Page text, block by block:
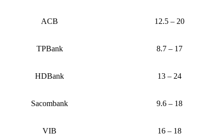
ACB 12.5 – 20
TPBank 8.7 – 17
HDBank 13 – 24
Sacombank 9.6 – 18
VIB 16 – 18